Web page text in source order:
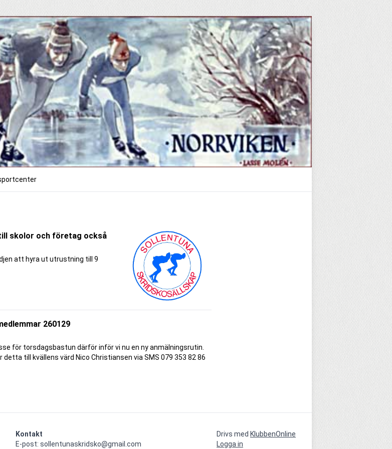
skolor och företag också
att hyra ut utrustning till 9
260129
för torsdagsbastun därför inför vi nu en ny anmälningsrutin.
detta till kvällens värd Nico Christiansen via SMS 079 353 82 86
Kontakt
E-post: sollentunaskridsko@gmail.com
Drivs med KlubbenOnline
Logga in